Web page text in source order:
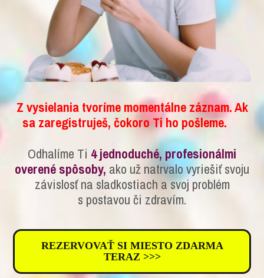
Z vysielania tvoríme momentálne záznam. Ak
sa zaregistruješ, čokoro Ti ho pošleme.
Odhalíme Ti 4 jednoduché, profesionálmi
overené spôsoby, ako už natrvalo vyriešiť svoju
závislosť na sladkostiach a svoj problém
s postavou či zdravím.
REZERVOVAŤ SI MIESTO ZDARMA
TERAZ >>>